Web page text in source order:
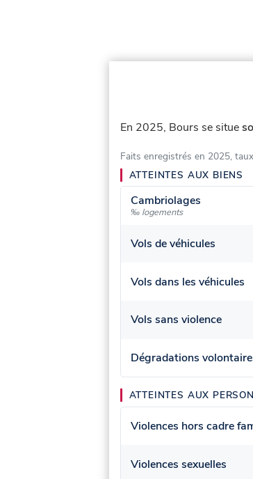
En 2025, Bours se situe
Faits enregistrés en 2025,
ATTEINTES AUX BIENS
Cambriolages
‰ logements
Vols de véhicules
Vols dans les véhicules
Vols sans violence
Dégradations
ATTEINTES AUX
Violences hors cadre
Violences sexuelles